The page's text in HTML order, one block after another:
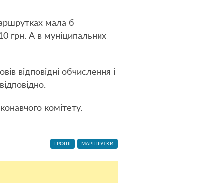
мала б
грн. А в муніципальних
відповідні обчислення і
комітету.
ГРОШІ МАРШРУТКИ